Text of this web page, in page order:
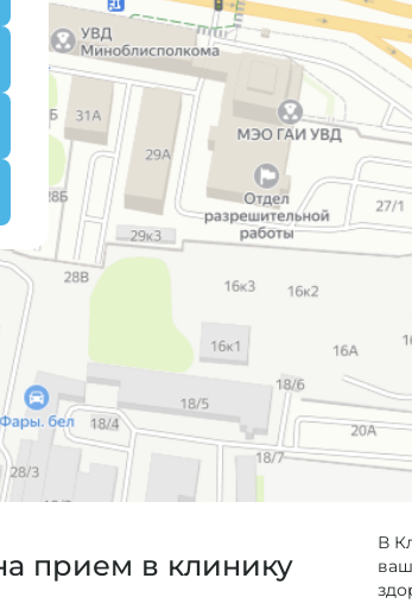
прием в клинику
В